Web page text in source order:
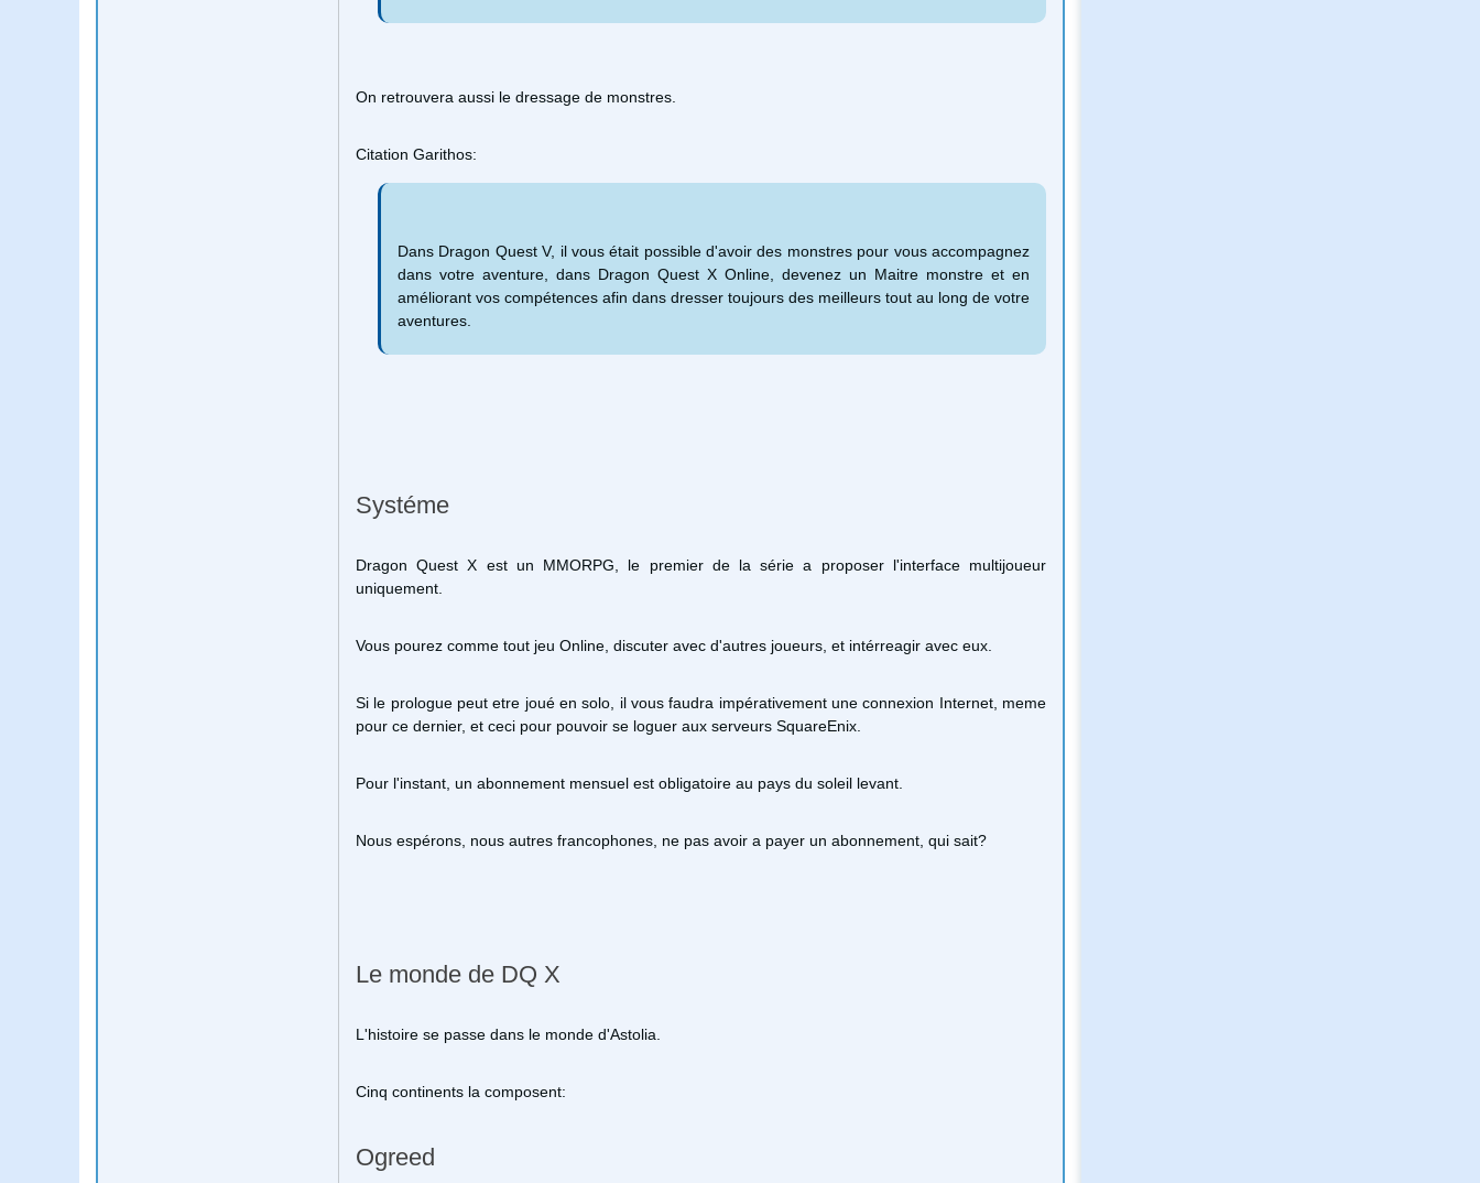
On retrouvera aussi le dressage de monstres.
Citation Garithos:
Dans Dragon Quest V, il vous était possible d'avoir des monstres pour vous accompagnez
dans votre aventure, dans Dragon Quest X Online, devenez un Maitre monstre et en
améliorant vos compétences afin dans dresser toujours des meilleurs tout au long de votre
aventures.
Systéme
Dragon Quest X est un MMORPG, le premier de la série a proposer l'interface multijoueur
uniquement.
Vous pourez comme tout jeu Online, discuter avec d'autres joueurs, et intérreagir avec eux.
Si le prologue peut etre joué en solo, il vous faudra impérativement une connexion Internet, meme
pour ce dernier, et ceci pour pouvoir se loguer aux serveurs SquareEnix.
Pour l'instant, un abonnement mensuel est obligatoire au pays du soleil levant.
Nous espérons, nous autres francophones, ne pas avoir a payer un abonnement, qui sait?
Le monde de DQ X
L'histoire se passe dans le monde d'Astolia.
Cinq continents la composent:
Ogreed